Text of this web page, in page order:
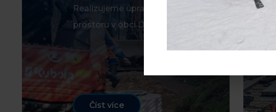
Realizujeme úpravy veřejného
prostoru v obci Dříteč u Pardubic
Číst více